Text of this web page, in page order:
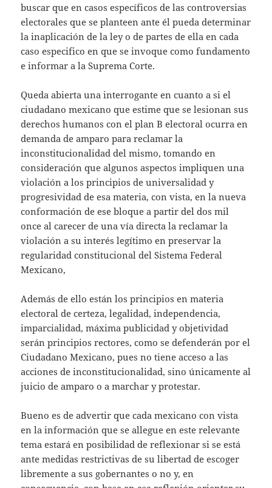
buscar que en casos específicos de las controversias
electorales que se planteen ante él pueda determinar
la inaplicación de la ley o de partes de ella en cada
caso especifico en que se invoque como fundamento
e informar a la Suprema Corte.
Queda abierta una interrogante en cuanto a si el
ciudadano mexicano que estime que se lesionan sus
derechos humanos con el plan B electoral ocurra en
demanda de amparo para reclamar la
inconstitucionalidad del mismo, tomando en
consideración que algunos aspectos impliquen una
violación a los principios de universalidad y
progresividad de esa materia, con vista, en la nueva
conformación de ese bloque a partir del dos mil
once al carecer de una vía directa la reclamar la
violación a su interés legítimo en preservar la
regularidad constitucional del Sistema Federal
Mexicano,
Además de ello están los principios en materia
electoral de certeza, legalidad, independencia,
imparcialidad, máxima publicidad y objetividad
serán principios rectores, como se defenderán por el
Ciudadano Mexicano, pues no tiene acceso a las
acciones de inconstitucionalidad, sino únicamente al
juicio de amparo o a marchar y protestar.
Bueno es de advertir que cada mexicano con vista
en la información que se allegue en este relevante
tema estará en posibilidad de reflexionar si se está
ante medidas restrictivas de su libertad de escoger
libremente a sus gobernantes o no y, en